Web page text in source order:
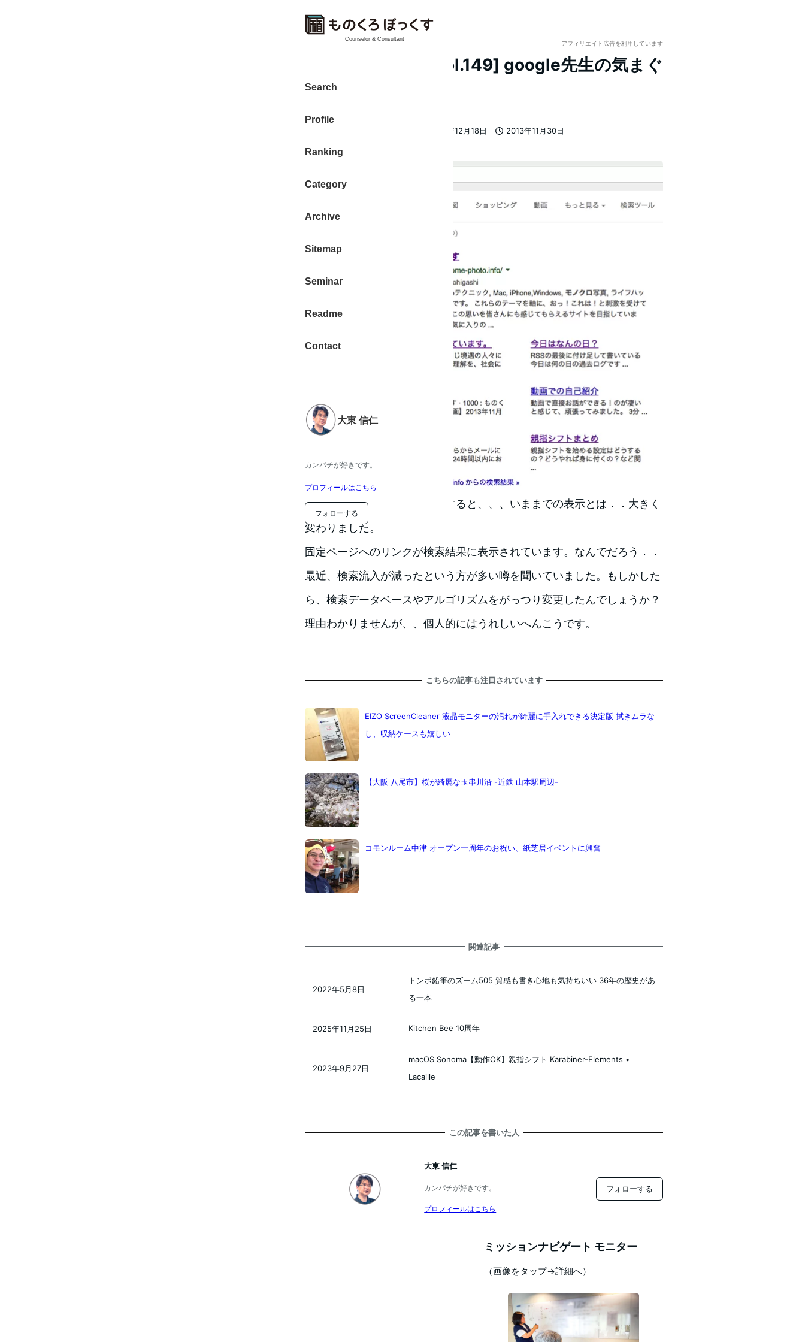
Counselor & Consultant
Search
Profile
Ranking
Category
Archive
Sitemap
Seminar
Readme
Contact
大東 信仁
カンパチが好きです。
プロフィールはこちら
フォローする
アフィリエイト広告を利用しています
[日刊 20131129 Vol.149] google先生の気まぐ
れ？
2013年12月18日
2013年11月30日
者
『ものくろぼっくす』で検索すると、、、いままでの表示とは．．大きく
変わりました。
固定ページへのリンクが検索結果に表示されています。 なんでだろう．．
最近、検索流入が減ったという方が多い噂を聞いていました。もしかした
ら、検索データベースやアルゴリズムをがっつり変更したんでしょうか？
理由わかりませんが、、個人的にはうれしいへんこうです。
こちらの記事も注目されています
EIZO ScreenCleaner 液晶モニターの汚れが綺麗に手入れできる決定版 拭きムラな
し、収納ケースも嬉しい
【大阪 八尾市】桜が綺麗な玉串川沿 -近鉄 山本駅周辺-
コモンルーム中津 オープン一周年のお祝い、紙芝居イベントに興奮
関連記事
トンボ鉛筆のズーム505 質感も書き心地も気持ちいい 36年の歴史があ
る一本
2022年5月8日
Kitchen Bee 10周年
2025年11月25日
macOS Sonoma【動作OK】親指シフト Karabiner-Elements •
Lacaille
2023年9月27日
この記事を書いた人
大東 信仁
カンパチが好きです。
プロフィールはこちら
フォローする
ミッションナビゲート モニター
（画像をタップ→詳細へ）